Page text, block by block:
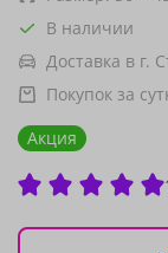
В наличии
Доставка в г.
Покупок за
Акция